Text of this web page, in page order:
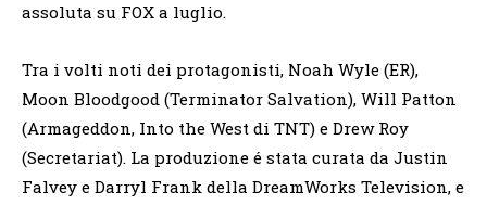
assoluta su FOX a luglio.
Tra i volti noti dei protagonisti, Noah Wyle (ER),
Moon Bloodgood (Terminator Salvation), Will Patton
(Armageddon, Into the West di TNT) e Drew Roy
(Secretariat). La produzione é stata curata da Justin
Falvey e Darryl Frank della DreamWorks Television, e